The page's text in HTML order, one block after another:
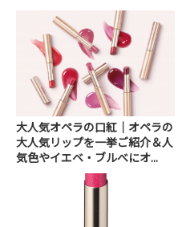
大人気オペラの口紅｜オペラの
大人気リップを一挙ご紹介＆人
気色やイエベ・ブルべにオ...